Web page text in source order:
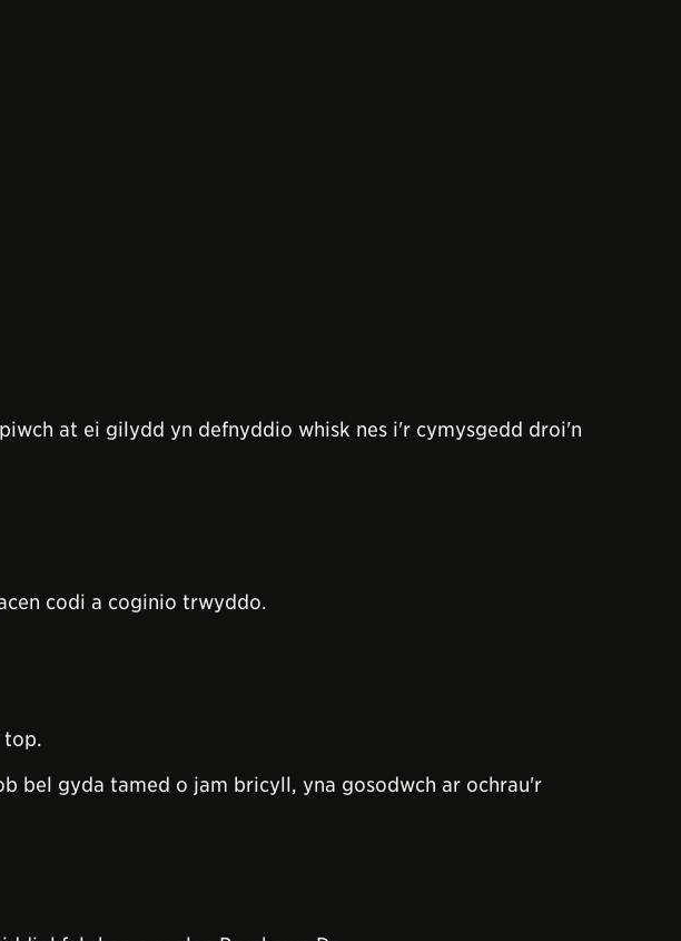
at ei gilydd yn defnyddio whisk nes i'r cymysgedd droi'n
codi a coginio trwyddo.
top.
bel gyda tamed o jam bricyll, yna gosodwch ar ochrau'r